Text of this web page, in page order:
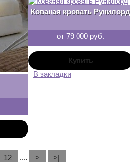
Кованая кровать Рунилорд
от 79 000 руб.
В закладки
12 .... > >|